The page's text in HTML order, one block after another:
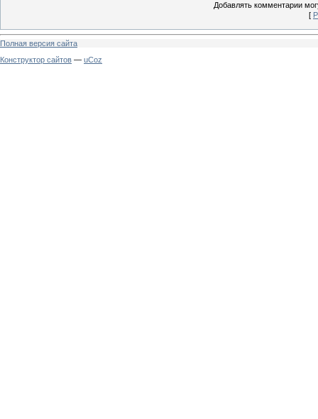
Добавлять комментарии
[
Полная версия сайта
Конструктор сайтов — uCoz